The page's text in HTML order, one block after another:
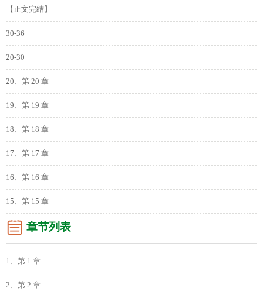
【正文完结】
30-36
20-30
20、第 20 章
19、第 19 章
18、第 18 章
17、第 17 章
16、第 16 章
15、第 15 章
章节列表
1、第 1 章
2、第 2 章